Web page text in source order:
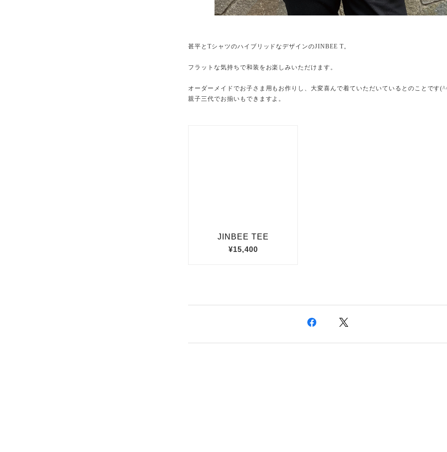
甚平とTシャツのハイブリッドなデザインのJINBEE T。
フラットな気持ちで和装をお楽しみいただけます。
オーダーメイドでお子さま用もお作りし、大変喜んで着ていただいているとのことです
親子三代でお揃いもできますよ。